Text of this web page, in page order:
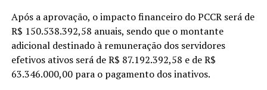
Após a aprovação, o impacto financeiro do PCCR será de
R$ 150.538.392,58 anuais, sendo que o montante
adicional destinado à remuneração dos servidores
efetivos ativos será de R$ 87.192.392,58 e de R$
63.346.000,00 para o pagamento dos inativos.